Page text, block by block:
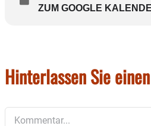
ZUM GOOGLE
Hinterlassen Sie